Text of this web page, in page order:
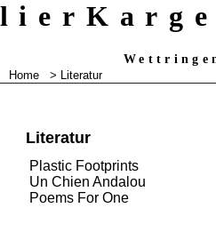
Home > Literatur
Literatur
Plastic Footprints
Un Chien Andalou
Poems For One